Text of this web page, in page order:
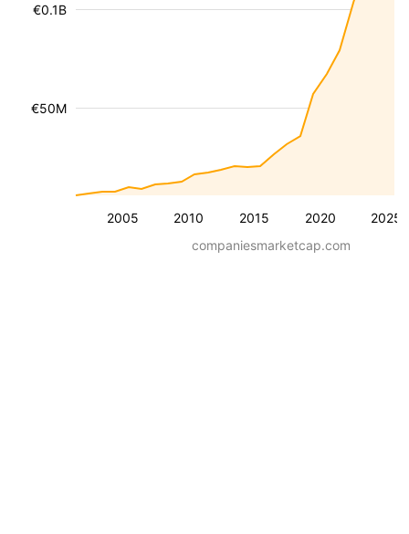
2005 2010 2015 2020 2025
€50M
€0.1B
companiesmarketcap.com